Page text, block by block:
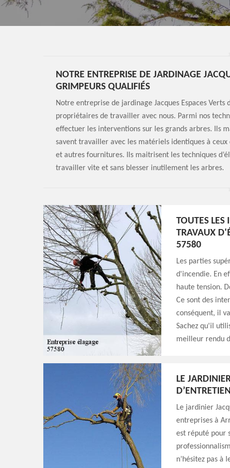
NOTRE ENTREPRISE DE JARDINAGE
GRIMPEURS QUALIFIÉS
Notre entreprise de jardinage Jacques Espaces
propriétaires de travailler avec nous. Parmi nos
effectuer les interventions sur les grands arbres. Ils
savent travailler avec les matériels identiques à ceux
et autres fournitures. Ils maitrisent les techniques
travailler vite et sans blesser inutilement les arbres.
TOUTES LES
TRAVAUX
57580
Les parties
d'incendie. En
haute tension.
Ce sont des
conséquent, il
Sachez qu'il
meilleur rendu
LE
Le jardinier
entreprises à
est réputé pour
n’hésitez pas à